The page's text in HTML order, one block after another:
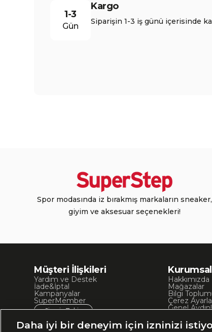
1-3
Gün
Kargo
Siparişin 1-3 iş günü içerisinde
Spor modasında iz bırakmış markaların sneaker,
giyim ve aksesuar seçenekleri!
Müşteri İlişkileri
Yardım ve Destek
İade&İptal
Kampanyalar
SuperMember
Sipariş Takip
Kurumsal
Hakkımızda
Mağazalar
Bilgi
Çerez
Genel
Site Haritası
İşlem
Daha iyi bir deneyim için izninizi